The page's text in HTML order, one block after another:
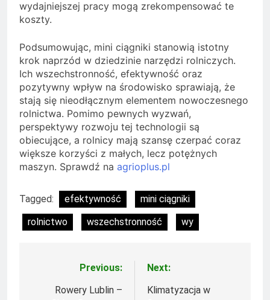
wydajniejszej pracy mogą zrekompensować te
koszty.
Podsumowując, mini ciągniki stanowią istotny
krok naprzód w dziedzinie narzędzi rolniczych.
Ich wszechstronność, efektywność oraz
pozytywny wpływ na środowisko sprawiają, że
stają się nieodłącznym elementem nowoczesnego
rolnictwa. Pomimo pewnych wyzwań,
perspektywy rozwoju tej technologii są
obiecujące, a rolnicy mają szansę czerpać coraz
większe korzyści z małych, lecz potężnych
maszyn. Sprawdź na agrioplus.pl
Tagged: efektywność
mini ciągniki
rolnictwo
wszechstronność wy
Nawigacja
wpisu
Previous:
Rowery Lublin –
Next:
Klimatyzacja w